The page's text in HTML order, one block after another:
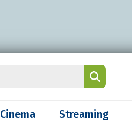
Cinema Streaming